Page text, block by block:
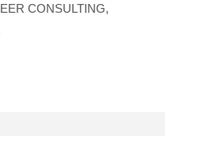
CONSULTING,